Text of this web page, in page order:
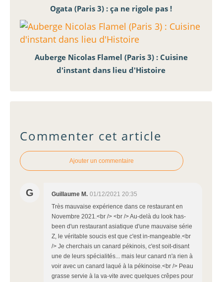
Ogata (Paris 3) : ça ne rigole pas !
Auberge Nicolas Flamel (Paris 3) : Cuisine
d'instant dans lieu d'Histoire
Commenter cet article
Ajouter un commentaire
G Guillaume M. 01/12/2021 20:35
Très mauvaise expérience dans ce restaurant en
Novembre 2021.<br /> <br /> Au-delà du look has-
been d'un restaurant asiatique d'une mauvaise série
Z, le véritable soucis est que c'est in-mangeable.<br
/> Je cherchais un canard pékinois, c'est soit-disant
une de leurs spécialités... mais leur canard n'a rien à
voir avec un canard laqué à la pékinoise.<br /> Peau
grasse servie à la va-vite avec quelques crêpes pour